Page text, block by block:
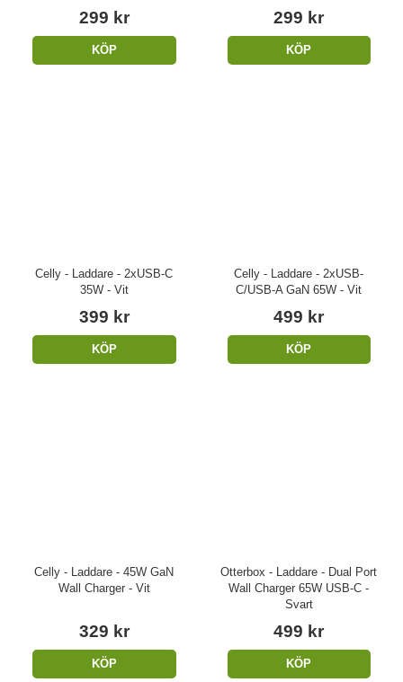
299 kr
KÖP
299 kr
KÖP
Celly - Laddare - 2xUSB-C
35W - Vit
399 kr
KÖP
Celly - Laddare - 2xUSB-
C/USB-A GaN 65W - Vit
499 kr
KÖP
Celly - Laddare - 45W GaN
Wall Charger - Vit
329 kr
KÖP
Otterbox - Laddare - Dual Port
Wall Charger 65W USB-C -
Svart
499 kr
KÖP